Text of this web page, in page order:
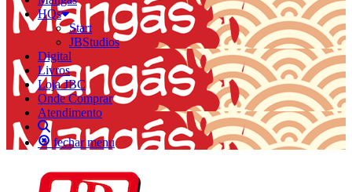
HQs
Start
JBStudios
Digital
Livros
Loja JBC
Onde Comprar
Atendimento
fechar menu